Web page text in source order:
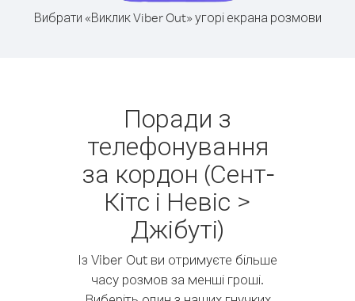
Вибрати «Виклик Viber Out» угорі екрана розмови
Поради з
телефонування
за кордон (Сент-
Кітс і Невіс >
Джібуті)
Із Viber Out ви отримуєте більше
часу розмов за менші гроші.